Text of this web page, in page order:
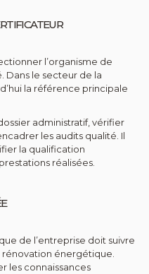
l’organisme de
Dans le secteur de la
la référence principale
administratif, vérifier
les audits qualité. Il
la qualification
réalisées.
de l’entreprise doit suivre
énergétique.
les connaissances